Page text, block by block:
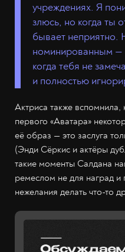
учреждениях. Я
злюсь, но когда ты
бывает неприятно.
номинированным —
когда тебя не
и полностью
Актриса также
первого «Аватара»
её образ — это заслуга
(Энди Сёркис и актёры
такие моменты Салдана
ремеслом не для наград и
нежелания делать что-то